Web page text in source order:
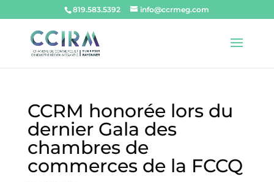
819.583.5392 info@ccrmeg.com
CCRM honorée lors du
dernier Gala des
chambres de
commerces de la FCCQ